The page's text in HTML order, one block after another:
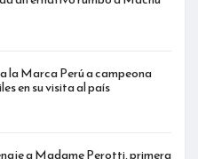
la Marca Perú a campeona
en su visita al país
a Madame Perotti, primera